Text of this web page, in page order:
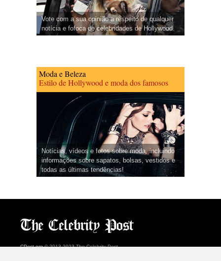
Vote com a sua opinião a respeito de qualquer
notícia e fofoca de celebridades de Hollywood.
Moda e Beleza
Estilo de Hollywood e moda dos famosos
Notícias, vídeos e fotos sobre moda, incluindo
informações sobre sapatos, bolsas, vestidos e
todas as últimas tendências!
CPost.org© 2013-2023 The Celebrity Post.